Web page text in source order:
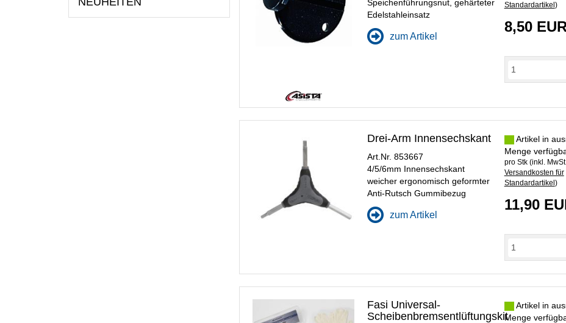
Speichenführungsnut, gehärteter
Edelstahleinsatz
zum Artikel
Standardartikel )
8,50 EUR
Drei-Arm Innensechskant
Art.Nr. 853667
4/5/6mm Innensechskant
weicher ergonomisch geformter
Anti-Rutsch Gummibezug
zum Artikel
Artikel in
Menge
pro Stk (inkl.
Versandkosten für
Standardartikel )
11,90
Fasi Universal-
Scheibenbremsentlüftungskit
Artikel in
Menge